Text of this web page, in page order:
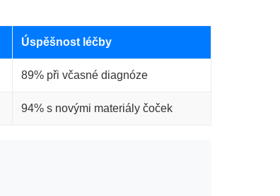
Úspěšnost léčby
89% při včasné diagnóze
94% s novými materiály čoček